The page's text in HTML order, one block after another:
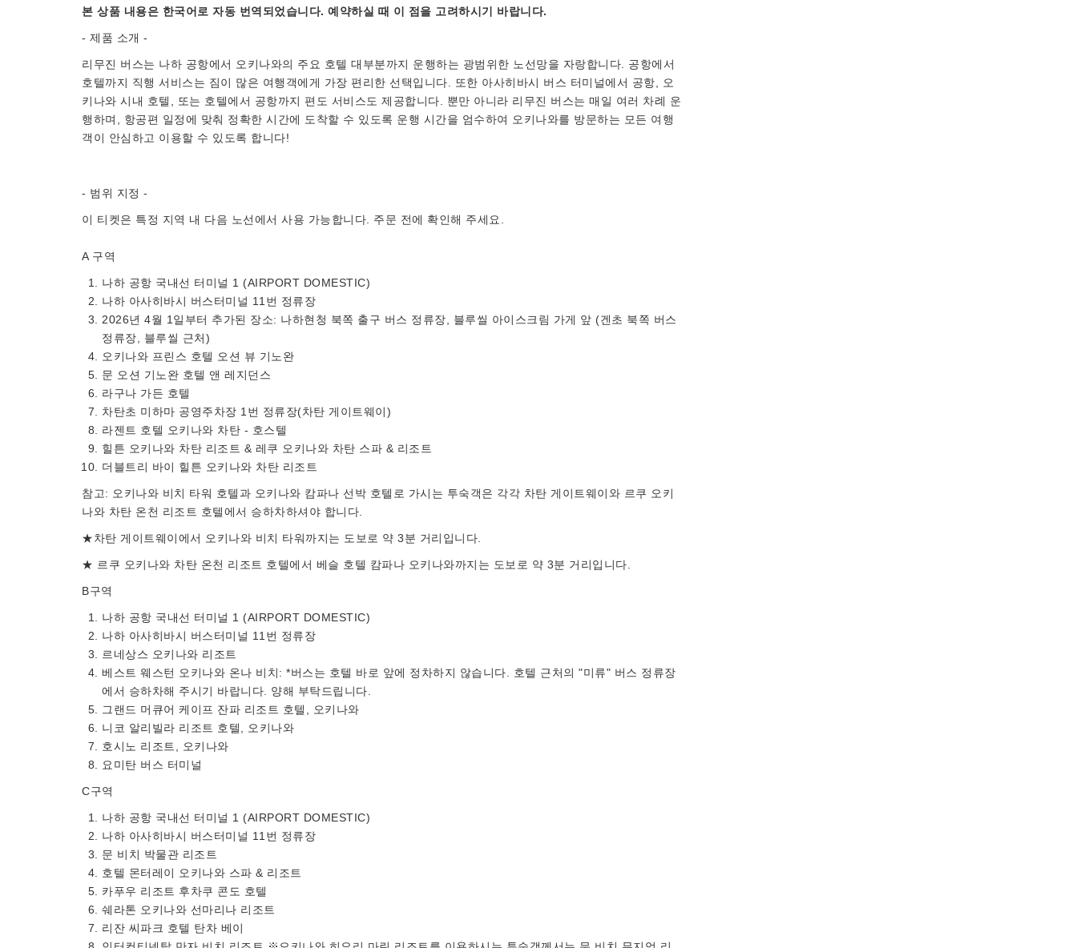
본 상품 내용은 한국어로 자동 번역되었습니다. 예약하실 때 이 점을 고려하시기 바랍니다.
- 제품 소개 -
리무진 버스는 나하 공항에서 오키나와의 주요 호텔 대부분까지 운행하는 광범위한 노선망을 자랑합니다. 공항에서
호텔까지 직행 서비스는 짐이 많은 여행객에게 가장 편리한 선택입니다. 또한 아사히바시 버스 터미널에서 공항, 오
키나와 시내 호텔, 또는 호텔에서 공항까지 편도 서비스도 제공합니다. 뿐만 아니라 리무진 버스는 매일 여러 차례 운
행하며, 항공편 일정에 맞춰 정확한 시간에 도착할 수 있도록 운행 시간을 엄수하여 오키나와를 방문하는 모든 여행
객이 안심하고 이용할 수 있도록 합니다!
- 범위 지정 -
이 티켓은 특정 지역 내 다음 노선에서 사용 가능합니다. 주문 전에 확인해 주세요.
A 구역
나하 공항 국내선 터미널 1 (AIRPORT DOMESTIC)
나하 아사히바시 버스터미널 11번 정류장
2026년 4월 1일부터 추가된 장소: 나하현청 북쪽 출구 버스 정류장, 블루씰 아이스크림 가게 앞 (겐초 북쪽 버스
정류장, 블루씰 근처)
오키나와 프린스 호텔 오션 뷰 기노완
문 오션 기노완 호텔 앤 레지던스
라구나 가든 호텔
차탄초 미하마 공영주차장 1번 정류장(차탄 게이트웨이)
라젠트 호텔 오키나와 차탄 - 호스텔
힐튼 오키나와 차탄 리조트 & 레쿠 오키나와 차탄 스파 & 리조트
더블트리 바이 힐튼 오키나와 차탄 리조트
참고: 오키나와 비치 타워 호텔과 오키나와 캄파나 선박 호텔로 가시는 투숙객은 각각 차탄 게이트웨이와 르쿠 오키
나와 차탄 온천 리조트 호텔에서 승하차하셔야 합니다.
★차탄 게이트웨이에서 오키나와 비치 타워까지는 도보로 약 3분 거리입니다.
★ 르쿠 오키나와 차탄 온천 리조트 호텔에서 베슬 호텔 캄파나 오키나와까지는 도보로 약 3분 거리입니다.
B구역
나하 공항 국내선 터미널 1 (AIRPORT DOMESTIC)
나하 아사히바시 버스터미널 11번 정류장
르네상스 오키나와 리조트
베스트 웨스턴 오키나와 온나 비치: *버스는 호텔 바로 앞에 정차하지 않습니다. 호텔 근처의 "미류" 버스 정류장
에서 승하차해 주시기 바랍니다. 양해 부탁드립니다.
그랜드 머큐어 케이프 잔파 리조트 호텔, 오키나와
니코 알리빌라 리조트 호텔, 오키나와
호시노 리조트, 오키나와
요미탄 버스 터미널
C구역
나하 공항 국내선 터미널 1 (AIRPORT DOMESTIC)
나하 아사히바시 버스터미널 11번 정류장
문 비치 박물관 리조트
호텔 몬터레이 오키나와 스파 & 리조트
카푸우 리조트 후차쿠 콘도 호텔
쉐라톤 오키나와 선마리나 리조트
리잔 씨파크 호텔 탄차 베이